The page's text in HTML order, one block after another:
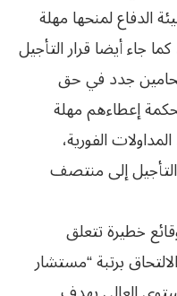
الدفاع لمنحها مهلة
جاء أيضا قرار التأجيل
جدد في حق
إعطاءهم مهلة
الفورية،
إلى منتصف
خطيرة تتعلق
برتبة “مستشار